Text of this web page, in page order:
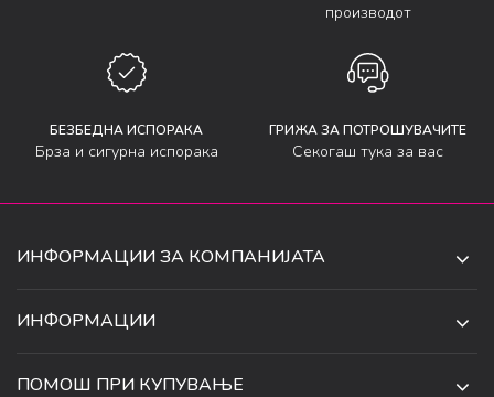
производот
БЕЗБЕДНА ИСПОРАКА
Брза и сигурна испорака
ГРИЖА ЗА ПОТРОШУВАЧИТЕ
Секогаш тука за вас
ИНФОРМАЦИИ ЗА КОМПАНИЈАТА
ИНФОРМАЦИИ
ПОМОШ ПРИ КУПУВАЊЕ